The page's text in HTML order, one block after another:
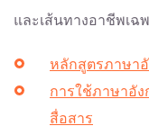
และเส้นทางอาชีพเฉ
หลักสูตรภาษา
การใช้ภาษาอั
สื่อสาร